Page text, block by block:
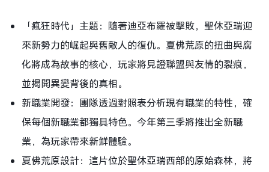
「瘋狂時代」主題：隨著迪亞布羅被擊敗，聖休亞瑞迎
來新勢力的崛起與舊敵人的復仇。夏佛荒原的扭曲與腐
化將成為故事的核心，玩家將見證聯盟與友情的裂痕，
並揭開異變背後的真相。
新職業開發：團隊透過對照表分析現有職業的特性，確
保每個新職業都獨具特色。今年第三季將推出全新職
業，為玩家帶來新鮮體驗。
夏佛荒原設計：這片位於聖休亞瑞西部的原始森林，將